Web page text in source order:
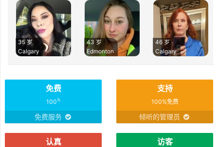
35 岁
Calgary
43 岁
Edmonton
46 岁
Calgary
免费
100%
免费服务
支持
100%免费
倾听的管理员
认真 访客